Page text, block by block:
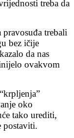
treba da
trebali
bez ičije
da nas
ovakvom
oko
tako urediti,
postaviti.